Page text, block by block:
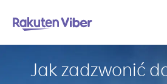
Jak zadzwonić